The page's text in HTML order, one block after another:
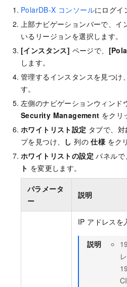
PolarDB-X コンソールにログイ
上部ナビゲーションバーで、イ
いるリージョンを選択します。
[インスタンス] ページで、
します。
管理するインスタンスを見つけ
す。
左側のナビゲーションウィンド
Security Management をクリ
ホワイトリスト設定 タブで、
プを見つけ、
し 列の仕様 をク
ホワイトリストの設定 パネルで、
ト を変更します。
パラメータ
ー
説明
IP アドレスを
説明